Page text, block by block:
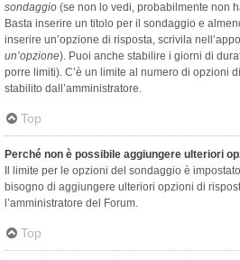
sondaggio (se non lo vedi, probabilmente non
Basta inserire un titolo per il sondaggio e
inserire un’opzione di risposta, scrivila
un’opzione). Puoi anche stabilire i giorni di
porre limiti). C’è un limite al numero di opzioni
stabilito dall’amministratore.
Top
Perché non è possibile aggiungere ulteriori
Il limite per le opzioni del sondaggio è
bisogno di aggiungere ulteriori opzioni di
l’amministratore del Forum.
Top